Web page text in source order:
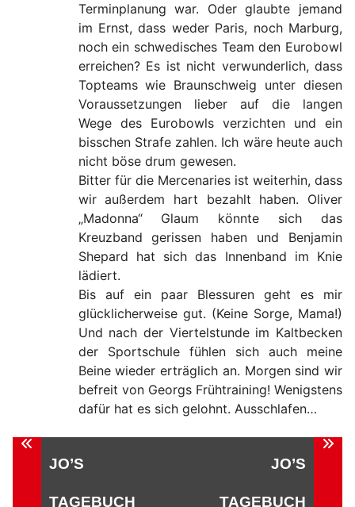
Terminplanung war. Oder glaubte jemand
im Ernst, dass weder Paris, noch Marburg,
noch ein schwedisches Team den Eurobowl
erreichen? Es ist nicht verwunderlich, dass
Topteams wie Braunschweig unter diesen
Voraussetzungen lieber auf die langen
Wege des Eurobowls verzichten und ein
bisschen Strafe zahlen. Ich wäre heute auch
nicht böse drum gewesen.
Bitter für die Mercenaries ist weiterhin, dass
wir außerdem hart bezahlt haben. Oliver
„Madonna“ Glaum könnte sich das
Kreuzband gerissen haben und Benjamin
Shepard hat sich das Innenband im Knie
lädiert.
Bis auf ein paar Blessuren geht es mir
glücklicherweise gut. (Keine Sorge, Mama!)
Und nach der Viertelstunde im Kaltbecken
der Sportschule fühlen sich auch meine
Beine wieder erträglich an. Morgen sind wir
befreit von Georgs Frühtraining! Wenigstens
dafür hat es sich gelohnt. Ausschlafen…
Beitragsnavigation
JO’S
TAGEBUCH
JO’S
TAGEBUCH